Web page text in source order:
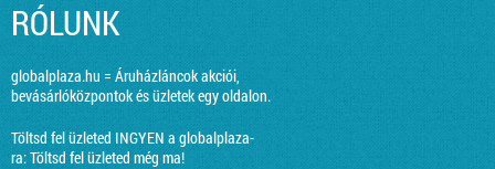
RÓLUNK
globalplaza.hu = Áruházláncok akciói,
bevásárlóközpontok és üzletek egy oldalon.
Töltsd fel üzleted INGYEN a globalplaza-
ra:Töltsd fel üzleted még ma!